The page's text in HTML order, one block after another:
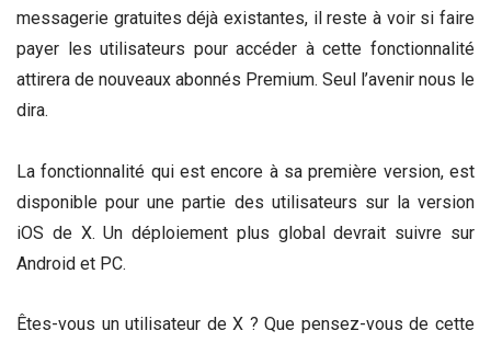
messagerie gratuites déjà existantes, il reste à voir si faire
payer les utilisateurs pour accéder à cette fonctionnalité
attirera de nouveaux abonnés Premium. Seul l’avenir nous le
dira.
La fonctionnalité qui est encore à sa première version, est
disponible pour une partie des utilisateurs sur la version
iOS de X. Un déploiement plus global devrait suivre sur
Android et PC.
Êtes-vous un utilisateur de X ? Que pensez-vous de cette